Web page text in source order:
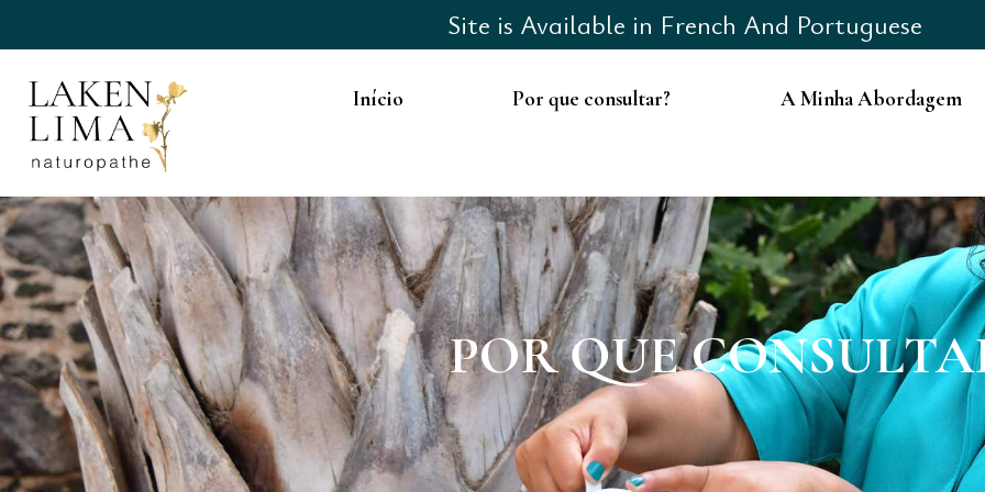
Site is Available in French And Portuguese
Início Por que consultar? A Minha Abordagem
POR QUE